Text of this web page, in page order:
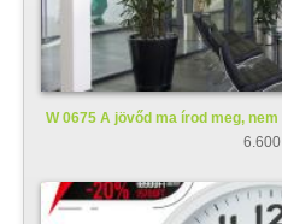
W 0675 A jövőd ma írod meg,